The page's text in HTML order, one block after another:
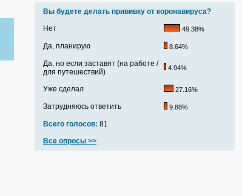
Вы будете делать прививку от коронавируса?
Нет
49.38%
Да, планирую 8.64%
Да, но если заставят (на работе /
для путешествий)
4.94%
Уже сделал 27.16%
Затрудняюсь ответить 9.88%
Всего голосов: 81
Все опросы >>